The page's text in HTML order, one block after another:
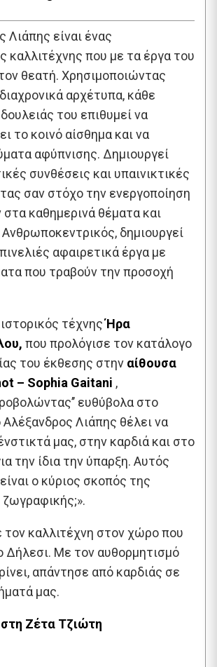
Λιάπης είναι ένας
καλλιτέχνης που με τα έργα του
θεατή. Χρησιμοποιώντας
αρχέτυπα, κάθε
του επιθυμεί να
το κοινό αίσθημα και να
αφύπνισης. Δημιουργεί
συνθέσεις και υπαινικτικές
σαν στόχο την ενεργοποίηση
καθημερινά θέματα και
δημιουργεί
αφαιρετικά έργα με
που τραβούν την προσοχή
τέχνηςΉρα
που προλόγισε τον κατάλογο
του έκθεσης στην αίθουσα
– Sophia Gaitani ,
ευθύβολα στο
Λιάπης θέλει να
μας, στην καρδιά και στο
την ίδια την ύπαρξη. Αυτός
ο κύριος σκοπός της
τον καλλιτέχνη στον χώρο που
Δήλεσι. Με τον αυθορμητισμό
απάντησε από καρδιάς σε
μας.
Ζέτα Τζιώτη